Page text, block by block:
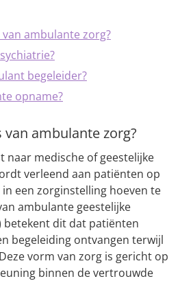
ambulante zorg?
begeleider?
opname?
ambulante zorg?
naar medische of geestelijke
verleend aan patiënten op
een zorginstelling hoeven te
ambulante geestelijke
betekent dit dat patiënten
begeleiding ontvangen terwijl
vorm van zorg is gericht op
binnen de vertrouwde